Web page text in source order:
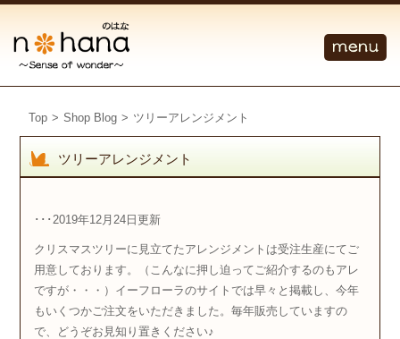
Top > Shop Blog > ツリーアレンジメント
ツリーアレンジメント
･･･2019年12月24日更新
クリスマスツリーに見立てたアレンジメントは受注生産にてご
用意しております。（こんなに押し迫ってご紹介するのもアレ
ですが・・・）イーフローラのサイトでは早々と掲載し、今年
もいくつかご注文をいただきました。毎年販売していますの
で、どうぞお見知り置きください♪